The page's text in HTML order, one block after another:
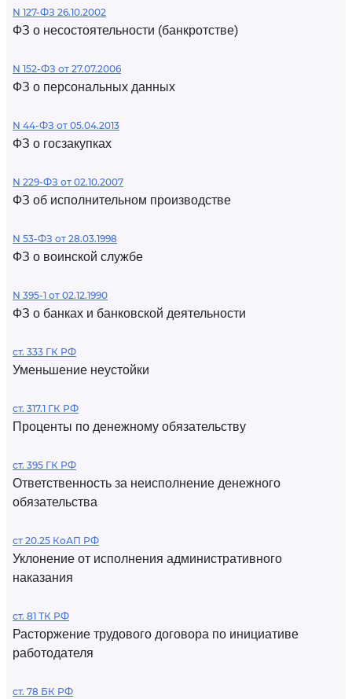
N 127-ФЗ 26.10.2002
ФЗ о несостоятельности (банкротстве)
N 152-ФЗ от 27.07.2006
ФЗ о персональных данных
N 44-ФЗ от 05.04.2013
ФЗ о госзакупках
N 229-ФЗ от 02.10.2007
ФЗ об исполнительном производстве
N 53-ФЗ от 28.03.1998
ФЗ о воинской службе
N 395-1 от 02.12.1990
ФЗ о банках и банковской деятельности
ст. 333 ГК РФ
Уменьшение неустойки
ст. 317.1 ГК РФ
Проценты по денежному обязательству
ст. 395 ГК РФ
Ответственность за неисполнение денежного
обязательства
ст 20.25 КоАП РФ
Уклонение от исполнения административного
наказания
ст. 81 ТК РФ
Расторжение трудового договора по инициативе
работодателя
ст. 78 БК РФ